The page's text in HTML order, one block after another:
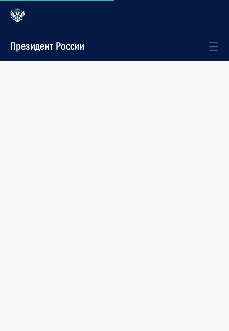
Президент России